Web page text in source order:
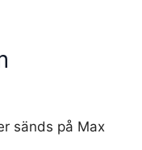
sänds på Max